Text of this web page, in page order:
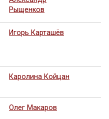
Рыщенков
Игорь Карташёв
Каролина Койцан
Олег Макаров